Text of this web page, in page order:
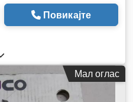
Повикајте
Мал оглас